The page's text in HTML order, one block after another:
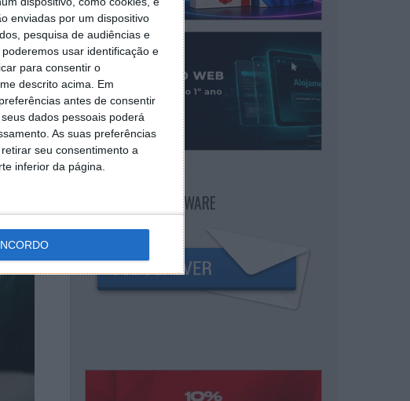
enviadas por um dispositivo
pesquisa de audiências e
usar identificação e
para consentir o
descrito acima. Em
antes de consentir
dados pessoais poderá
As suas preferências
seu consentimento a
inferior da página.
dos
NEWSLETTER PPLWARE